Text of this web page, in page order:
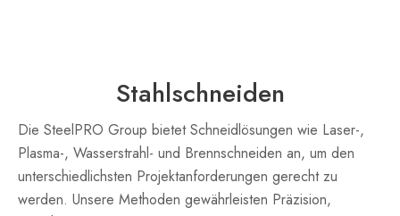
Stahlschneiden
Die SteelPRO Group bietet Schneidlösungen wie Laser-,
Plasma-, Wasserstrahl- und Brennschneiden an, um den
unterschiedlichsten Projektanforderungen gerecht zu
werden. Unsere Methoden gewährleisten Präzision,